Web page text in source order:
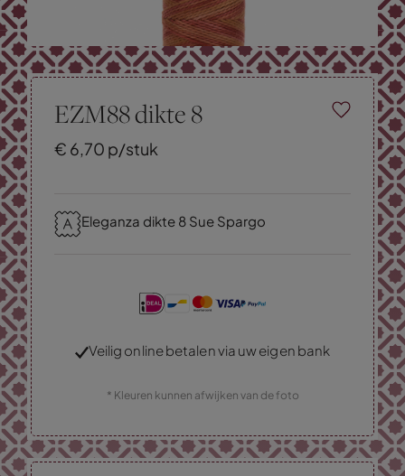
EZM88 dikte 8
€ 6,70 p/stuk
Eleganza dikte 8 Sue Spargo
Veilig online betalen via uw eigen bank
* Kleuren kunnen afwijken van de foto